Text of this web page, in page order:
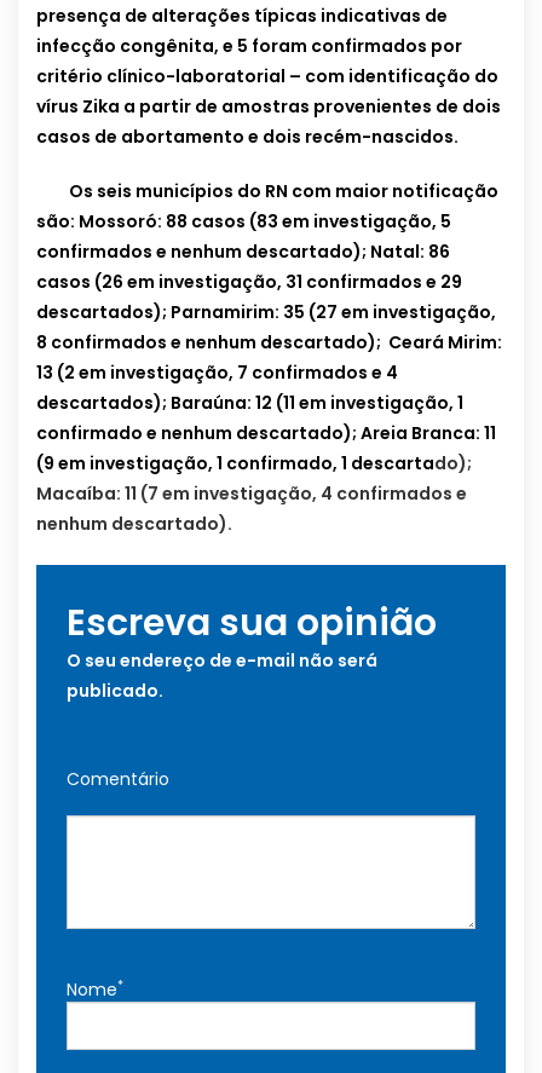
presença de alterações típicas indicativas de
infecção congênita, e 5 foram confirmados por
critério clínico-laboratorial – com identificação do
vírus Zika a partir de amostras provenientes de dois
casos de abortamento e dois recém-nascidos.
Os seis municípios do RN com maior notificação
são: Mossoró: 88 casos (83 em investigação, 5
confirmados e nenhum descartado); Natal: 86
casos (26 em investigação, 31 confirmados e 29
descartados); Parnamirim: 35 (27 em investigação,
8 confirmados e nenhum descartado); Ceará Mirim:
13 (2 em investigação, 7 confirmados e 4
descartados); Baraúna: 12 (11 em investigação, 1
confirmado e nenhum descartado); Areia Branca: 11
(9 em investigação, 1 confirmado, 1 descartado);
Macaíba: 11 (7 em investigação, 4 confirmados e
nenhum descartado).
Escreva sua opinião
O seu endereço de e-mail não será
publicado.
Comentário
Nome*